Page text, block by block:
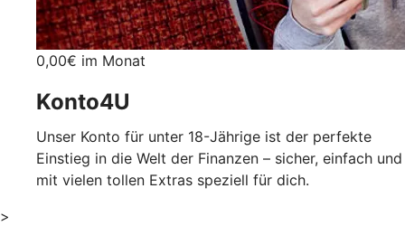
0,00€ im Monat
Konto4U
Unser Konto für unter 18-Jährige ist der perfekte
Einstieg in die Welt der Finanzen – sicher, einfach und
mit vielen tollen Extras speziell für dich.
>